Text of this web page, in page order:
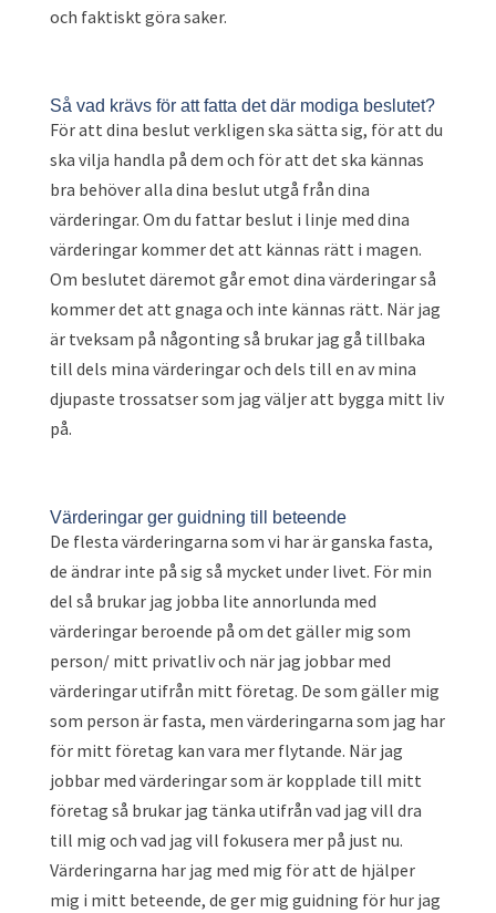
och faktiskt göra saker.
Så vad krävs för att fatta det där modiga beslutet?
För att dina beslut verkligen ska sätta sig, för att du
ska vilja handla på dem och för att det ska kännas
bra behöver alla dina beslut utgå från dina
värderingar. Om du fattar beslut i linje med dina
värderingar kommer det att kännas rätt i magen.
Om beslutet däremot går emot dina värderingar så
kommer det att gnaga och inte kännas rätt. När jag
är tveksam på någonting så brukar jag gå tillbaka
till dels mina värderingar och dels till en av mina
djupaste trossatser som jag väljer att bygga mitt liv
på.
Värderingar ger guidning till beteende
De flesta värderingarna som vi har är ganska fasta,
de ändrar inte på sig så mycket under livet. För min
del så brukar jag jobba lite annorlunda med
värderingar beroende på om det gäller mig som
person/ mitt privatliv och när jag jobbar med
värderingar utifrån mitt företag. De som gäller mig
som person är fasta, men värderingarna som jag har
för mitt företag kan vara mer flytande. När jag
jobbar med värderingar som är kopplade till mitt
företag så brukar jag tänka utifrån vad jag vill dra
till mig och vad jag vill fokusera mer på just nu.
Värderingarna har jag med mig för att de hjälper
mig i mitt beteende, de ger mig guidning för hur jag